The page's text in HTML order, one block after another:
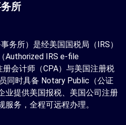
务所
务所）是经美国国税局（IRS）
Authorized IRS e-file
会计师（CPA）与美国注册税
同时具备 Notary Public（公证
业提供美国报税、美国公司注册
务，全程可远程办理。